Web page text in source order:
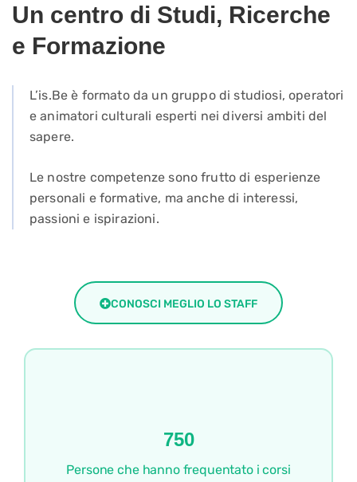
Un centro di Studi, Ricerche
e Formazione
L’is.Be è formato da un gruppo di studiosi, operatori
e animatori culturali esperti nei diversi ambiti del
sapere.
Le nostre competenze sono frutto di esperienze
personali e formative, ma anche di interessi,
passioni e ispirazioni.
CONOSCI MEGLIO LO STAFF
750
Persone che hanno frequentato i corsi